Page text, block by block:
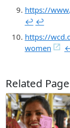
https://
↩︎ ↩︎
https://
women
Related